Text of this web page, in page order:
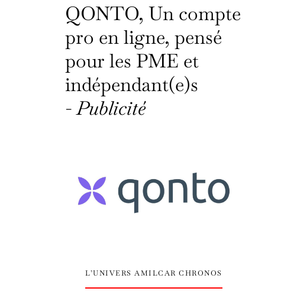
QONTO, Un compte
pro en ligne, pensé
pour les PME et
indépendant(e)s
-Publicité
L’UNIVERS AMILCAR CHRONOS